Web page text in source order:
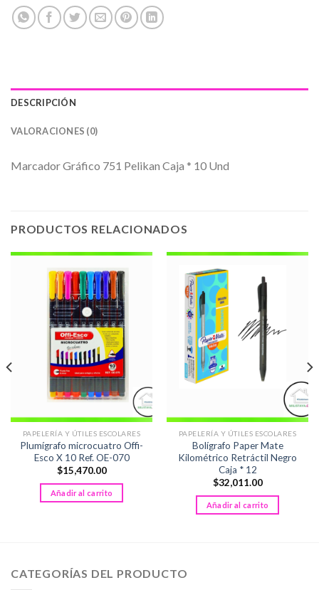
DESCRIPCIÓN
VALORACIONES (0)
Marcador Gráfico 751 Pelikan Caja * 10 Und
PRODUCTOS RELACIONADOS
PAPELERÍA Y ÚTILES ESCOLARES
Plumígrafo microcuatro Offi-
Esco X 10 Ref. OE-070
$15,470.00
Añadir al carrito
PAPELERÍA Y ÚTILES ESCOLARES
Bolígrafo Paper Mate
Kilométrico Retráctil Negro
Caja * 12
$32,011.00
Añadir al carrito
CATEGORÍAS DEL PRODUCTO